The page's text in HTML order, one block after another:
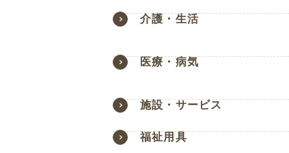
介護・生活
医療・病気
施設・サービス
福祉用具